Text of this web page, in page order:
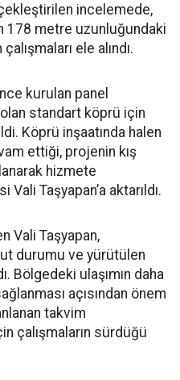
incelemede,
178 metre uzunluğundaki
ele alındı.
kurulan panel
standart köprü için
Köprü inşaatında halen
ettiği, projenin kış
hizmete
Vali Taşyapan’a aktarıldı.
Vali Taşyapan,
durumu ve yürütülen
Bölgedeki ulaşımın daha
açısından önem
takvim
çalışmaların sürdüğü